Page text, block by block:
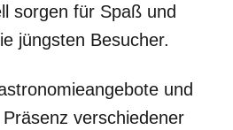
sorgen für Spaß und
jüngsten Besucher.
und
verschiedener